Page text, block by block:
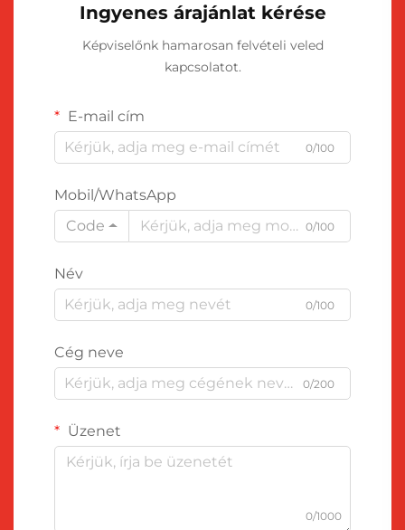
Ingyenes árajánlat kérése
Képviselőnk hamarosan felvételi veled
kapcsolatot.
E-mail cím
0/100
Mobil/WhatsApp
Code
0/100
Név
0/100
Cég neve
0/200
Üzenet
0/1000